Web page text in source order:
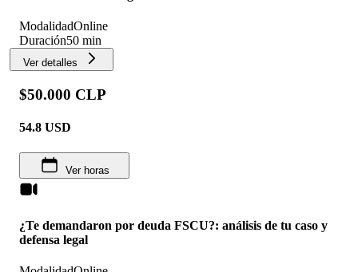
ModalidadOnline
Duración50 min
Ver detalles
$50.000 CLP
54.8 USD
Ver horas
¿Te demandaron por deuda FSCU?: análisis de tu caso y
defensa legal